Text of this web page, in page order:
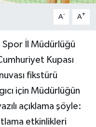
A- A+
Spor İl Müdürlüğü
Kupası
fikstürü
için Müdürlüğün
açıklama şöyle:
etkinlikleri